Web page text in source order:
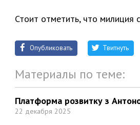
Стоит отметить, что милиция
Опубликовать Твитнуть
Материалы по теме:
Платформа розвитку з
22 декабря 2025